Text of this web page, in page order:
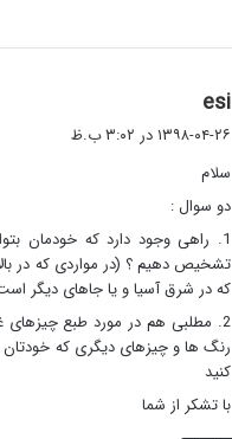
esi
ف
:
۱۳۹۸-۰۴-۲۶ در ۳:۰۲ ب.ظ
سلام
دو سوال :
1. راهی وجود دارد که خودمان
تشخیص دهیم ؟ (در مواردی که در
که در شرق آسیا و یا جاهای دیگر
2. مطلبی هم در مورد طبع چیزهای
رنگ ها و چیزهای دیگری که
کنید
با تشکر از شما